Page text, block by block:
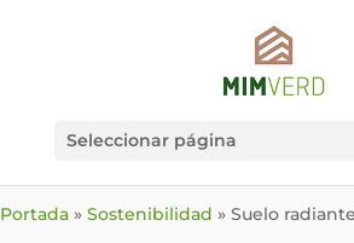
Seleccionar página
Portada » Sostenibilidad » Suelo